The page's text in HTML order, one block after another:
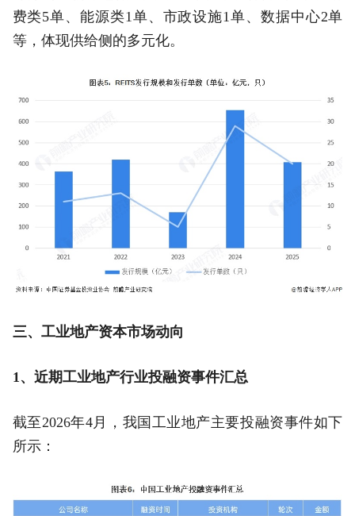
费类5单、能源类1单、市政设施1单、数据中心2单
等，体现供给侧的多元化。
三、工业地产资本市场动向
1 、近期工业地产行业投融资事件汇总
截至2026年4月，我国工业地产主要投融资事件如下
所示：